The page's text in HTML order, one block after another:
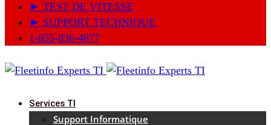
► TEST DE VITESSE
► SUPPORT TECHNIQUE
1-855-836-4877
Services TI
Support Informatique